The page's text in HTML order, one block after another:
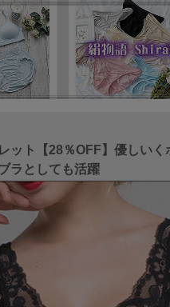
ット【28％OFF】優しいく
ラとしても活躍